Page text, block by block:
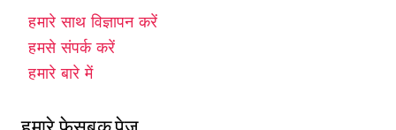
हमारे साथ विज्ञापन करें
हमसे संपर्क करें
हमारे बारे में